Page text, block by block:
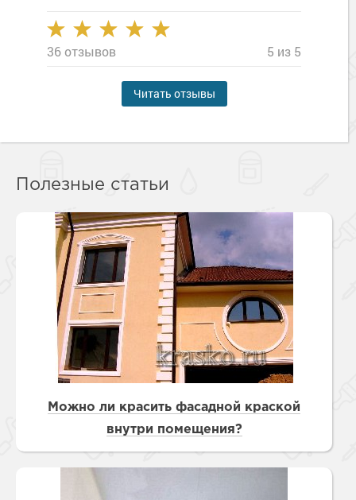
36 отзывов 5 из 5
Читать отзывы
Полезные статьи
Можно ли красить фасадной краской
внутри помещения?